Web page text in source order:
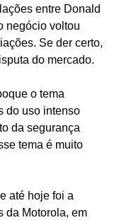
entre Donald
negócio voltou
Se der certo,
do mercado.
o tema
do uso intenso
da segurança
tema é muito
até hoje foi a
da Motorola, em